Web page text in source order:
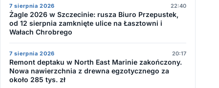
7 sierpnia 2026 22:40
Żagle 2026 w Szczecinie: rusza Biuro Przepustek,
od 12 sierpnia zamknięte ulice na Łasztowni i
Wałach Chrobrego
7 sierpnia 2026 20:17
Remont deptaku w North East Marinie zakończony.
Nowa nawierzchnia z drewna egzotycznego za
około 285 tys. zł